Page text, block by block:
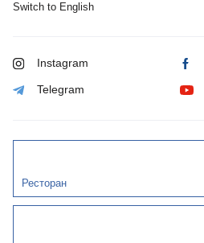
Switch to English
Instagram
Telegram
Ресторан